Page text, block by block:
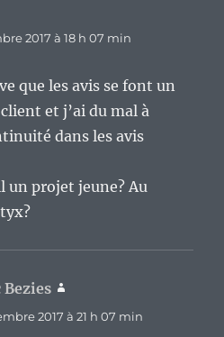
2017 à 18 h 07 min
que les avis se font un
et j’ai du mal à
dans les avis
un projet jeune? Au
2017 à 21 h 07 min